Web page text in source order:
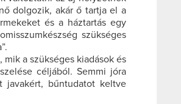
dolgozik, akár ő tartja el a
és a háztartás egy
szükséges
a szükséges kiadások és
céljából. Semmi jóra
javakért, bűntudatot keltve